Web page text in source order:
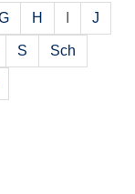
H J
S Sch